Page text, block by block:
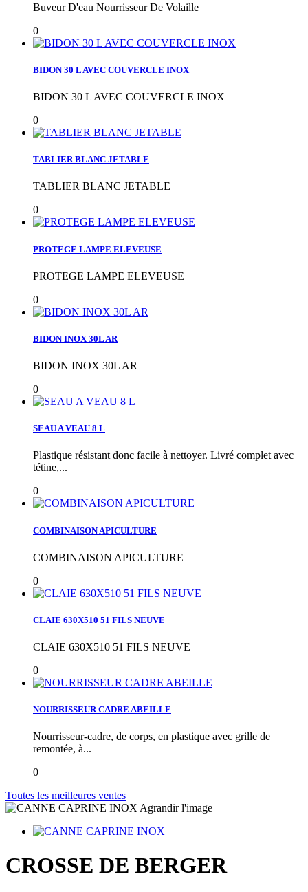
Buveur D'eau Nourrisseur De Volaille
0
BIDON 30 L AVEC COUVERCLE INOX
BIDON 30 L AVEC COUVERCLE INOX
0
TABLIER BLANC JETABLE
TABLIER BLANC JETABLE
0
PROTEGE LAMPE ELEVEUSE
PROTEGE LAMPE ELEVEUSE
0
BIDON INOX 30L AR
BIDON INOX 30L AR
0
SEAU A VEAU 8 L
Plastique résistant donc facile à nettoyer. Livré complet avec
tétine,...
0
COMBINAISON APICULTURE
COMBINAISON APICULTURE
0
CLAIE 630X510 51 FILS NEUVE
CLAIE 630X510 51 FILS NEUVE
0
NOURRISSEUR CADRE ABEILLE
Nourrisseur-cadre, de corps, en plastique avec grille de
remontée, à...
0
Toutes les meilleures ventes
Agrandir l'image
CROSSE DE BERGER